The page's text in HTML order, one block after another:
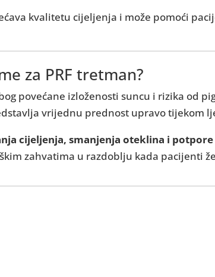
kvalitetu cijeljenja i može pomoći
za PRF tretman?
povećane izloženosti suncu i rizika od
vrijednu prednost upravo tijekom
cijeljenja, smanjenja oteklina i
zahvatima u razdoblju kada pacijenti